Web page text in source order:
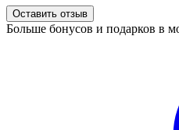
Оставить отзыв
Больше бонусов и подарков в